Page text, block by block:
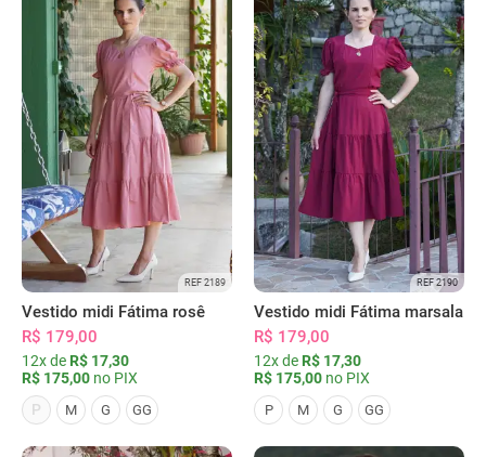
REF 2189
Vestido midi Fátima rosê
R$ 179,00
12x de R$ 17,30
R$ 175,00 no PIX
P
M G GG
REF 2190
Vestido midi Fátima marsala
R$ 179,00
12x de R$ 17,30
R$ 175,00 no PIX
P M G GG